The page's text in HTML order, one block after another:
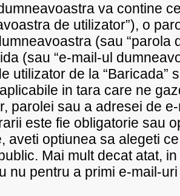
va contine
de utilizator”), o
(sau “parola
(sau “e-mail-ul
utilizator de la “Baricada”
in tara care ne
parolei sau a adresei de
este fie obligatorie sau
aveti optiunea sa alegeti
Mai mult decat atat,
nu pentru a primi e-mail-